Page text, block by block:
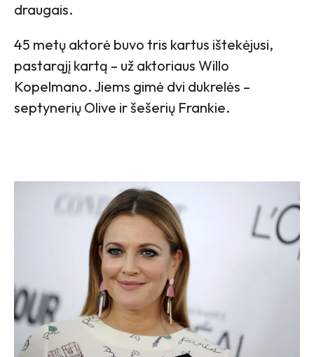
draugais.
45 metų aktorė buvo tris kartus ištekėjusi,
pastarąjį kartą – už aktoriaus Willo
Kopelmano. Jiems gimė dvi dukrelės –
septynerių Olive ir šešerių Frankie.